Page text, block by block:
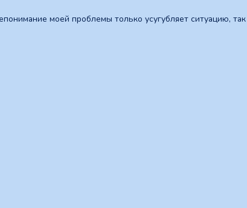
моей проблемы только усугубляет ситуацию,